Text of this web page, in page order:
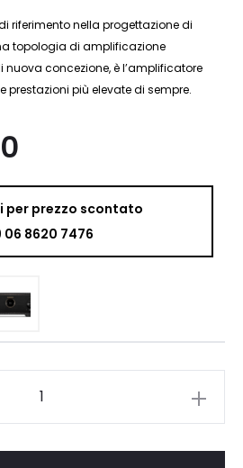
di riferimento nella progettazione di
topologia di amplificazione
concezione, è l’amplificatore
prestazioni più elevate di sempre.
prezzo scontato
06 8620 7476